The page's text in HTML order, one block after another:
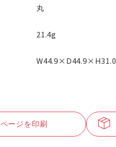
丸
21.4g
W44.9×D44.9×H31.0
ページを印刷